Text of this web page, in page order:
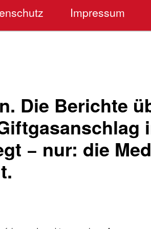
Impressum
Die Berichte
− nur: die